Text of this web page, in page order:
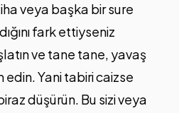
veya başka bir sure
fark ettiyseniz
ve tane tane, yavaş
Yani tabiri caizse
düşürün. Bu sizi veya